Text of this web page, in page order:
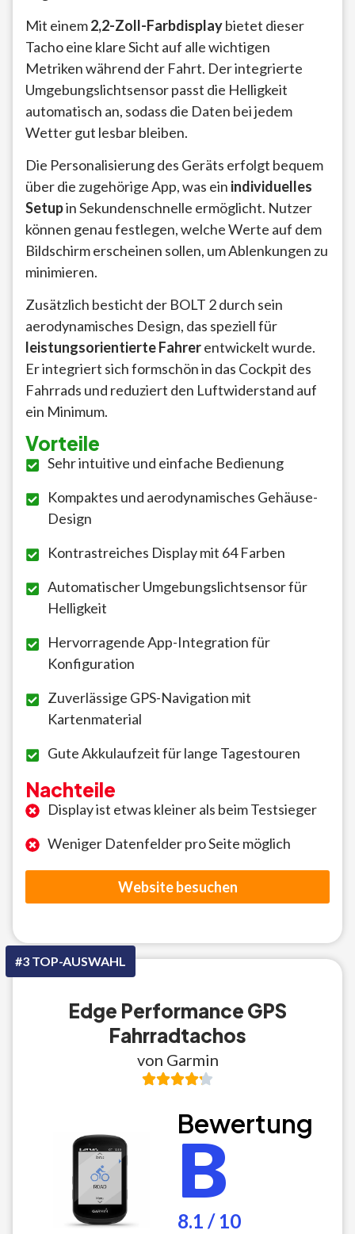
Mit einem2,2-Zoll-Farbdisplaybietet dieser
Tacho eine klare Sicht auf alle wichtigen
Metriken während der Fahrt. Der integrierte
Umgebungslichtsensor passt die Helligkeit
automatisch an, sodass die Daten bei jedem
Wetter gut lesbar bleiben.
Die Personalisierung des Geräts erfolgt bequem
über die zugehörige App, was ein individuelles
Setupin Sekundenschnelle ermöglicht. Nutzer
können genau festlegen, welche Werte auf dem
Bildschirm erscheinen sollen, um Ablenkungen zu
minimieren.
Zusätzlich besticht der BOLT 2 durch sein
aerodynamisches Design, das speziell für
leistungsorientierte Fahrerentwickelt wurde.
Er integriert sich formschön in das Cockpit des
Fahrrads und reduziert den Luftwiderstand auf
ein Minimum.
Vorteile
Sehr intuitive und einfache Bedienung
Kompaktes und aerodynamisches Gehäuse-
Design
Kontrastreiches Display mit 64 Farben
Automatischer Umgebungslichtsensor für
Helligkeit
Hervorragende App-Integration für
Konfiguration
Zuverlässige GPS-Navigation mit
Kartenmaterial
Gute Akkulaufzeit für lange Tagestouren
Nachteile
Display ist etwas kleiner als beim Testsieger
Weniger Datenfelder pro Seite möglich
Website besuchen
#3 TOP-AUSWAHL
Edge Performance GPS
Fahrradtachos
von Garmin
Bewertung
B
8.1 / 10